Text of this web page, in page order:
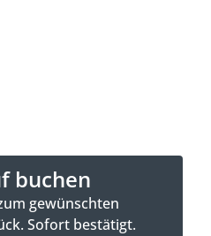
buchen
gewünschten
Sofort bestätigt.